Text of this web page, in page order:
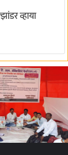
व्हाया